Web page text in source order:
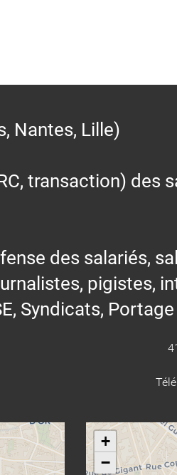
Nantes, Lille)
transaction) des
des salariés,
pigistes,
Syndicats, Portage
+
−